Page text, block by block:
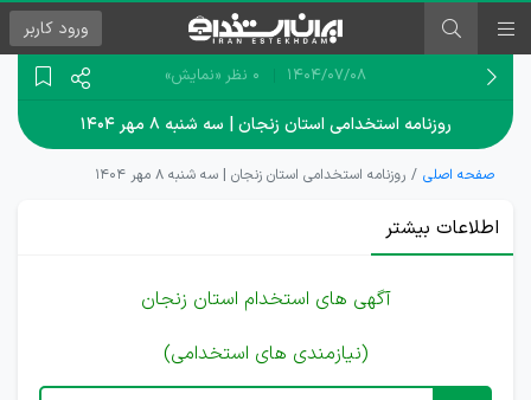
ورود کاربر
۱۴۰۴/۰۷/۰۸ 0 نظر «نمایش»
روزنامه استخدامی استان زنجان | سه شنبه ۸ مهر ۱۴۰۴
صفحه اصلی روزنامه استخدامی استان زنجان | سه شنبه ۸ مهر ۱۴۰۴
اطلاعات بیشتر
آگهی های استخدام استان زنجان
(نیازمندی های استخدامی)